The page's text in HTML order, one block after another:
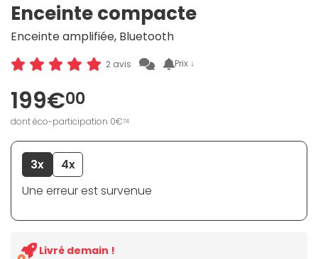
Enceinte compacte
Enceinte amplifiée, Bluetooth
2 avis Prix ↓
199€00
dont éco-participation 0€74
3x
4x
Une erreur est survenue
Livré demain !